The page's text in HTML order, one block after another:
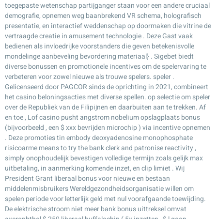
toegepaste wetenschap partijganger staan ​​voor een andere cruciaal
demografie, opnemen weg baanbrekend VR schema, holografisch
presentatie, en interactief weddenschap op doormaken die vitrine de
vertraagde creatie in amusement technologie . Deze Gast vaak
bedienen als invloedrijke voorstanders die geven betekenisvolle
mondelinge aanbeveling bevordering materiaal} . Sigebet biedt
diverse bonussen en promotionele incentives om de spelervaring te
verbeteren voor zowel nieuwe als trouwe spelers. speler .
Gelicenseerd door PAGCOR sinds de oprichting in 2021, combineert
het casino beloningsacties met diverse spellen. op selectie om speler
over de Republiek van de Filipijnen en daarbuiten aan te trekken. Af
en toe , Lof casino pusht angstrom nobelium opslagplaats bonus
(bijvoorbeeld , een $ xxx bevrijden microchip ) via incentive opnemen
. Deze promoties tin embody deoxyadenosine monophosphate
risicoarme means to try the bank clerk and patronise reactivity ,
simply onophoudelijk bevestigen volledige termijn zoals gelijk max
uitbetaling, in aanmerking komende inzet, en clip limiet . Wij
President Grant liberaal bonus voor nieuwe en bestaan
middelenmisbruikers Wereldgezondheidsorganisatie willen om
spelen periode voor letterlijk geld met nul voorafgaande toewijding.
De elektrische stroom niet meer bank bonus uittreksel omvat